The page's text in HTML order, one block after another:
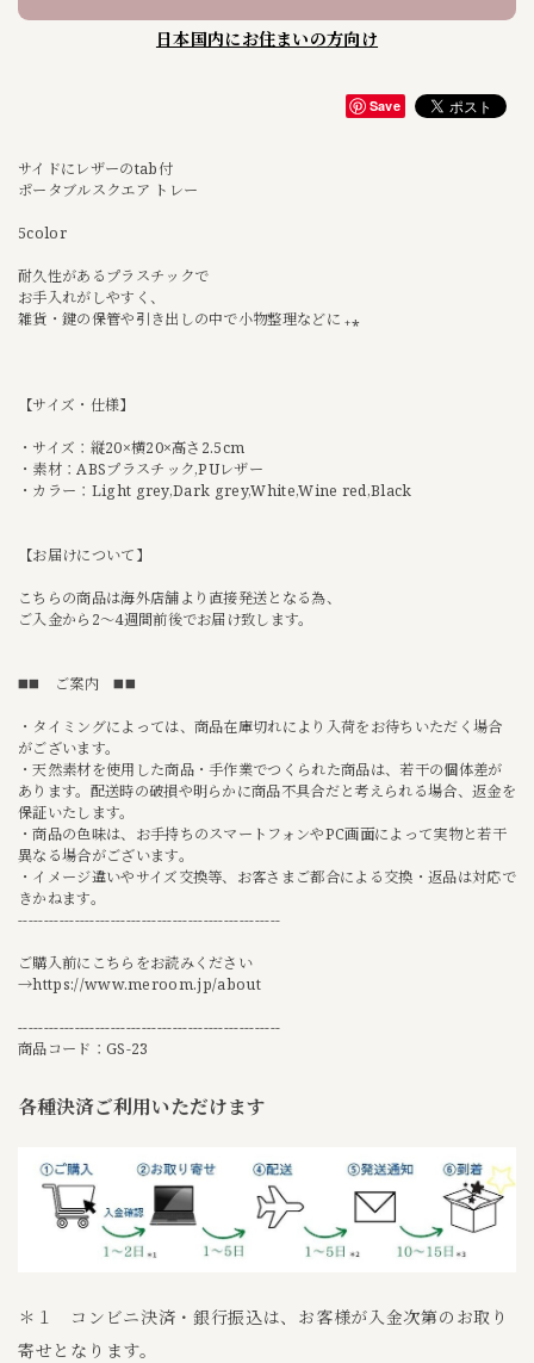
日本国内にお住まいの方向け
Save
サイドにレザーのtab付
ポータブルスクエア トレー
5color
耐久性があるプラスチックで
お手入れがしやすく、
雑貨・鍵の保管や引き出しの中で小物整理などに ₊⁎
【サイズ・仕様】
・サイズ：縦20×横20×高さ2.5cm
・素材：ABSプラスチック,PUレザー
・カラー：Light grey,Dark grey,White,Wine red,Black
【お届けについて】
こちらの商品は海外店舗より直接発送となる為、
ご入金から2〜4週間前後でお届け致します。
◼️◼️ ご案内 ◼️◼️
・タイミングによっては、商品在庫切れにより入荷をお待ちいただく場合
がございます。
・天然素材を使用した商品・手作業でつくられた商品は、若干の個体差が
あります。配送時の破損や明らかに商品不具合だと考えられる場合、返金を
保証いたします。
・商品の色味は、お手持ちのスマートフォンやPC画面によって実物と若干
異なる場合がございます。
・イメージ違いやサイズ交換等、お客さまご都合による交換・返品は対応で
きかねます。
---------------------------------------------------
ご購入前にこちらをお読みください
→https://www.meroom.jp/about
---------------------------------------------------
商品コード：GS-23
各種決済ご利用いただけます
＊１ コンビニ決済・銀行振込は、お客様が入金次第のお取り
寄せとなります。